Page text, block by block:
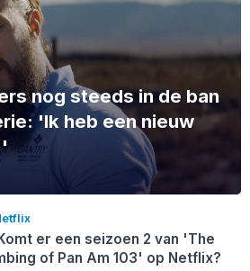
nog steeds in de ban
'Ik heb een nieuw
Komt er een seizoen 2 van 'The
of Pan Am 103' op Netflix?